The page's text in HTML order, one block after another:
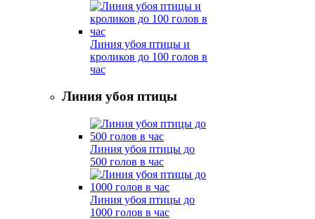
Линия убоя птицы и
кроликов до 100 голов в
час
Линия убоя птицы
Линия убоя птицы до
500 голов в час
Линия убоя птицы до
1000 голов в час